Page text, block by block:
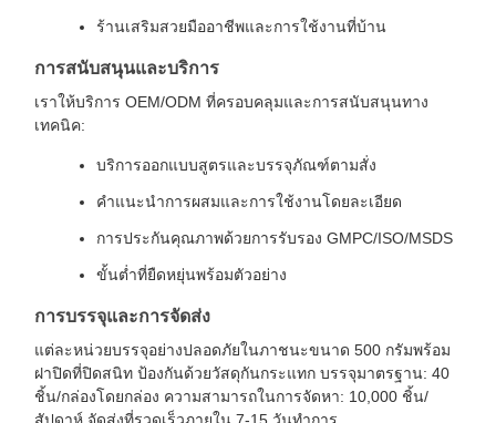
ร้านเสริมสวยมืออาชีพและการใช้งานที่บ้าน
การสนับสนุนและบริการ
เราให้บริการ OEM/ODM ที่ครอบคลุมและการสนับสนุนทาง
เทคนิค:
บริการออกแบบสูตรและบรรจุภัณฑ์ตามสั่ง
คำแนะนำการผสมและการใช้งานโดยละเอียด
การประกันคุณภาพด้วยการรับรอง GMPC/ISO/MSDS
ขั้นต่ำที่ยืดหยุ่นพร้อมตัวอย่าง
การบรรจุและการจัดส่ง
แต่ละหน่วยบรรจุอย่างปลอดภัยในภาชนะขนาด 500 กรัมพร้อม
ฝาปิดที่ปิดสนิท ป้องกันด้วยวัสดุกันกระแทก บรรจุมาตรฐาน: 40
ชิ้น/กล่องโดยกล่อง ความสามารถในการจัดหา: 10,000 ชิ้น/